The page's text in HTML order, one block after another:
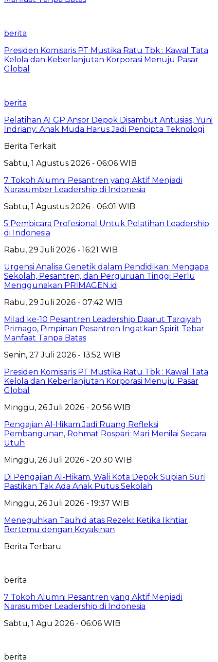
berita
Presiden Komisaris PT Mustika Ratu Tbk : Kawal Tata
Kelola dan Keberlanjutan Korporasi Menuju Pasar
Global
berita
Pelatihan AI GP Ansor Depok Disambut Antusias, Yuni
Indriany: Anak Muda Harus Jadi Pencipta Teknologi
Berita Terkait
Sabtu, 1 Agustus 2026 - 06:06 WIB
7 Tokoh Alumni Pesantren yang Aktif Menjadi
Narasumber Leadership di Indonesia
Sabtu, 1 Agustus 2026 - 06:01 WIB
5 Pembicara Profesional Untuk Pelatihan Leadership
di Indonesia
Rabu, 29 Juli 2026 - 16:21 WIB
Urgensi Analisa Genetik dalam Pendidikan: Mengapa
Sekolah, Pesantren, dan Perguruan Tinggi Perlu
Menggunakan PRIMAGEN.id
Rabu, 29 Juli 2026 - 07:42 WIB
Milad ke-10 Pesantren Leadership Daarut Tarqiyah
Primago, Pimpinan Pesantren Ingatkan Spirit Tebar
Manfaat Tanpa Batas
Senin, 27 Juli 2026 - 13:52 WIB
Presiden Komisaris PT Mustika Ratu Tbk : Kawal Tata
Kelola dan Keberlanjutan Korporasi Menuju Pasar
Global
Minggu, 26 Juli 2026 - 20:56 WIB
Pengajian Al-Hikam Jadi Ruang Refleksi
Pembangunan, Rohmat Rospari: Mari Menilai Secara
Utuh
Minggu, 26 Juli 2026 - 20:30 WIB
Di Pengajian Al-Hikam, Wali Kota Depok Supian Suri
Pastikan Tak Ada Anak Putus Sekolah
Minggu, 26 Juli 2026 - 19:37 WIB
Meneguhkan Tauhid atas Rezeki: Ketika Ikhtiar
Bertemu dengan Keyakinan
Berita Terbaru
berita
7 Tokoh Alumni Pesantren yang Aktif Menjadi
Narasumber Leadership di Indonesia
Sabtu, 1 Agu 2026 - 06:06 WIB
berita